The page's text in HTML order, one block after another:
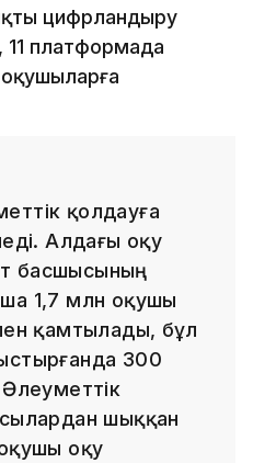
цифрландыру
платформада
қолдауға
Алдағы оқу
басшысының
1,7 млн оқушы
қамтылады, бұл
300
шыққан
оқу